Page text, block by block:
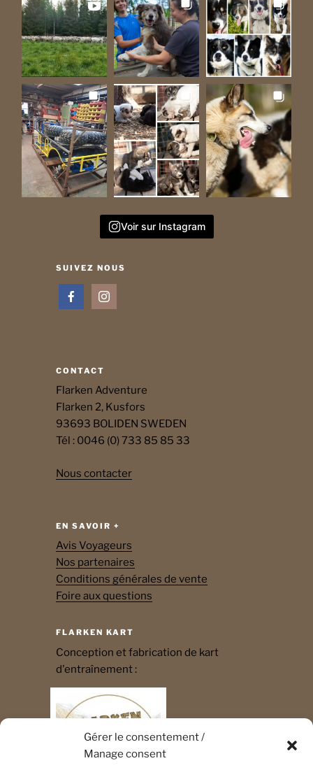
Gérer le consentement /
Manage consent
Voir sur Instagram
SUIVEZ NOUS
CONTACT
Flarken Adventure
Flarken 2, Kusfors
93693 BOLIDEN SWEDEN
Tél : 0046 (0) 733 85 85 33
Nous contacter
EN SAVOIR +
Avis Voyageurs
Nos partenaires
Conditions générales de vente
Foire aux questions
FLARKEN KART
Conception et fabrication de kart
d'entraînement :